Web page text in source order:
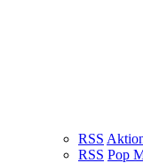
RSS
RSS Pop